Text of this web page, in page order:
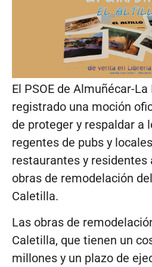
El PSOE de Almuñécar-
registrado una moción
de proteger y respaldar a
regentes de pubs y
restaurantes y residentes
obras de remodelación
Caletilla.
Las obras de
Caletilla, que tienen un
millones y un plazo de